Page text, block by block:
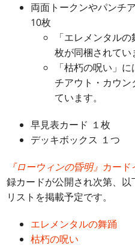
両面トークンやパンチ
10枚
「エレメンタル
枚が同梱されてい
「枯朽の呪い」
チアウト・カウ
ています。
早見表カード １枚
デッキボックス １つ
『ローウィンの昏明』 カード
録カードが公開され次第、
リストを掲載予定です。
エレメンタルの舞踊
枯朽の呪い